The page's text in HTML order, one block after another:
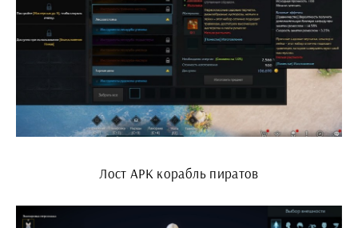
Лост АРК корабль пиратов